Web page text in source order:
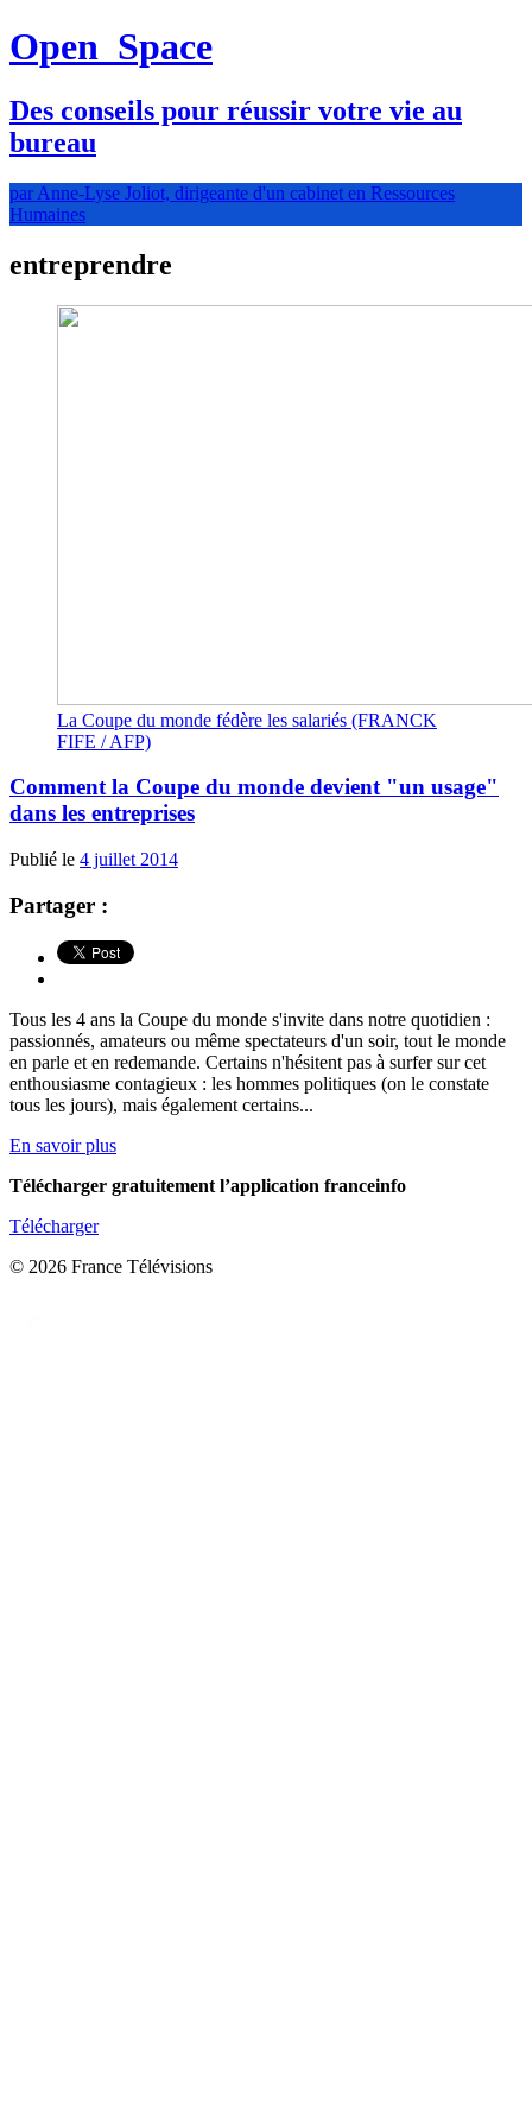
Open Space
Des conseils pour réussir votre vie au
bureau
par Anne-Lyse Joliot, dirigeante d'un cabinet en Ressources
Humaines
entreprendre
La Coupe du monde fédère les salariés (FRANCK
FIFE / AFP)
Comment la Coupe du monde devient "un usage"
dans les entreprises
Publié le 4 juillet 2014
Partager :
Tous les 4 ans la Coupe du monde s'invite dans notre quotidien :
passionnés, amateurs ou même spectateurs d'un soir, tout le monde
en parle et en redemande. Certains n'hésitent pas à surfer sur cet
enthousiasme contagieux : les hommes politiques (on le constate
tous les jours), mais également certains...
En savoir plus
Télécharger gratuitement l’application franceinfo
Télécharger
© 2026 France Télévisions